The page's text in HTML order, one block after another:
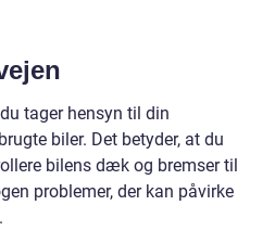
tager hensyn til din
biler. Det betyder, at du
bilens dæk og bremser til
problemer, der kan påvirke